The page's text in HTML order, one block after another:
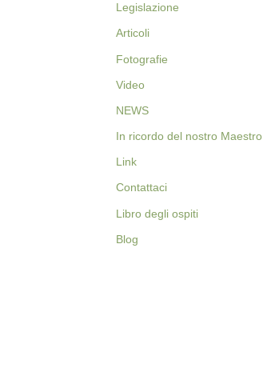
Legislazione
Articoli
Fotografie
Video
NEWS
In ricordo del nostro Maestro
Link
Contattaci
Libro degli ospiti
Blog